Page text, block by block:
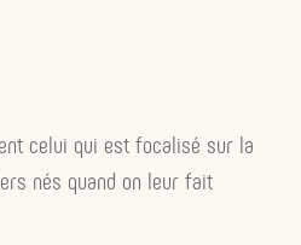
celui qui est focalisé sur la
nés quand on leur fait